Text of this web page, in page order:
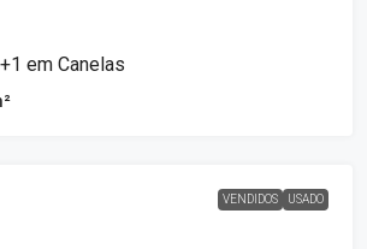
em Canelas
VENDIDOS USADO